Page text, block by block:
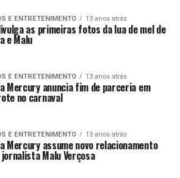
E ENTRETENIMENTO 13 anos atrás
as primeiras fotos da lua de mel de
e Malu
E ENTRETENIMENTO 13 anos atrás
Mercury anuncia fim de parceria em
no carnaval
E ENTRETENIMENTO 13 anos atrás
Mercury assume novo relacionamento
jornalista Malu Verçosa